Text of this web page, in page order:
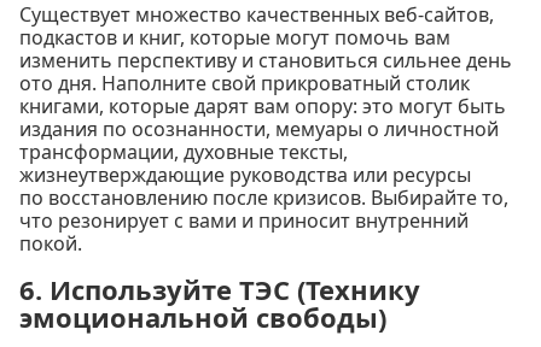
Существует множество качественных веб-сайтов,
подкастов и книг, которые могут помочь вам
изменить перспективу и становиться сильнее день
ото дня. Наполните свой прикроватный столик
книгами, которые дарят вам опору: это могут быть
издания по осознанности, мемуары о личностной
трансформации, духовные тексты,
жизнеутверждающие руководства или ресурсы
по восстановлению после кризисов. Выбирайте то,
что резонирует с вами и приносит внутренний
покой.
6. Используйте ТЭС (Технику
эмоциональной свободы)